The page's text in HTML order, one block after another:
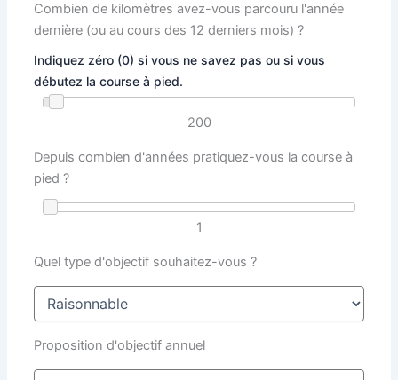
Combien de kilomètres avez-vous parcouru l'année
dernière (ou au cours des 12 derniers mois) ?
Indiquez zéro (0) si vous ne savez pas ou si vous
débutez la course à pied.
200
Depuis combien d'années pratiquez-vous la course à
pied ?
1
Quel type d'objectif souhaitez-vous ?
Proposition d'objectif annuel